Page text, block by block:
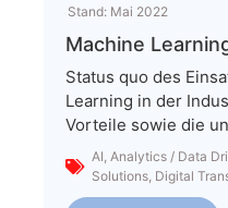
Stand: Mai 2022
Machine
Status quo des
Learning in der
Vorteile sowie die
AI, Analytics / Data
Solutions, Digital